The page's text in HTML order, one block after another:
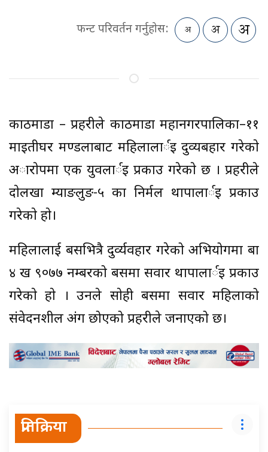
फन्ट परिवर्तन गर्नुहोस:
काठमाडौं – प्रहरीले काठमाडौं महानगरपालिका–११
माइतीघर मण्डलाबाट महिलालार्इ दुव्यबहार गरेकाे
अाराेपमा एक युवलार्इ प्रकाउ गरेकाे छ । प्रहरीले
दाेलखा म्याङलुङ-५ का निर्मल थापालार्इ प्रकाउ
गरेकाे हाे।
महिलालाई बसभित्रै दुर्व्यवहार गरेको अभियोगमा बा
४ ख ९०७७ नम्बरको बसमा सवार थापालार्इ प्रकाउ
गरेकाे हाे । उनले साेही बसमा सवार महिलाको
संवेदनशील अंग छोएको प्रहरीले जनाएको छ।
प्रतिक्रिया